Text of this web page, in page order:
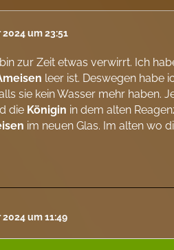
2024 um 23:51
zur Zeit etwas verwirrt. Ich
leer ist. Deswegen habe
sie kein Wasser mehr haben.
die Königin in dem alten
im neuen Glas. Im alten wo
2024 um 11:49